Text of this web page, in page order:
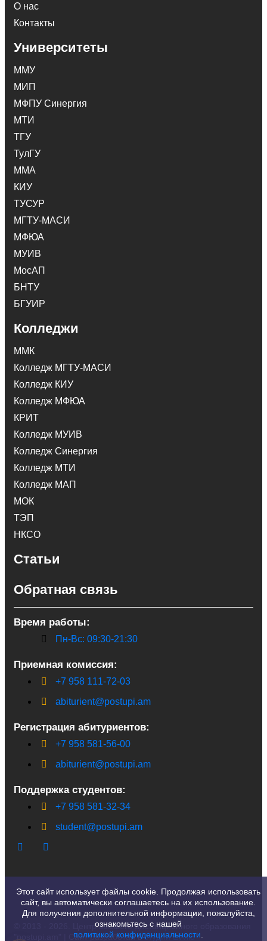
О нас
Контакты
Университеты
ММУ
МИП
МФПУ Синергия
МТИ
ТГУ
ТулГУ
ММА
КИУ
ТУСУР
МГТУ-МАСИ
МФЮА
МУИВ
МосАП
БНТУ
БГУИР
Колледжи
ММК
Колледж МГТУ-МАСИ
Колледж КИУ
Колледж МФЮА
КРИТ
Колледж МУИВ
Колледж Синергия
Колледж МТИ
Колледж МАП
МОК
ТЭП
НКСО
Статьи
Обратная связь
Время работы:
Пн-Вс: 09:30-21:30
Приемная комиссия:
+7 958 111-72-03
abiturient@postupi.am
Регистрация абитуриентов:
+7 958 581-56-00
abiturient@postupi.am
Поддержка студентов:
+7 958 581-32-34
student@postupi.am
© 2013 - 2026. Центр высшего дистанционного образования
"postupi.am" | Сайт разработан встудии Evvlio
Этот сайт использует файлы cookie. Продолжая использовать
сайт, вы автоматически соглашаетесь на их использование.
Для получения дополнительной информации, пожалуйста,
ознакомьтесь с нашей
политикой конфиденциальности